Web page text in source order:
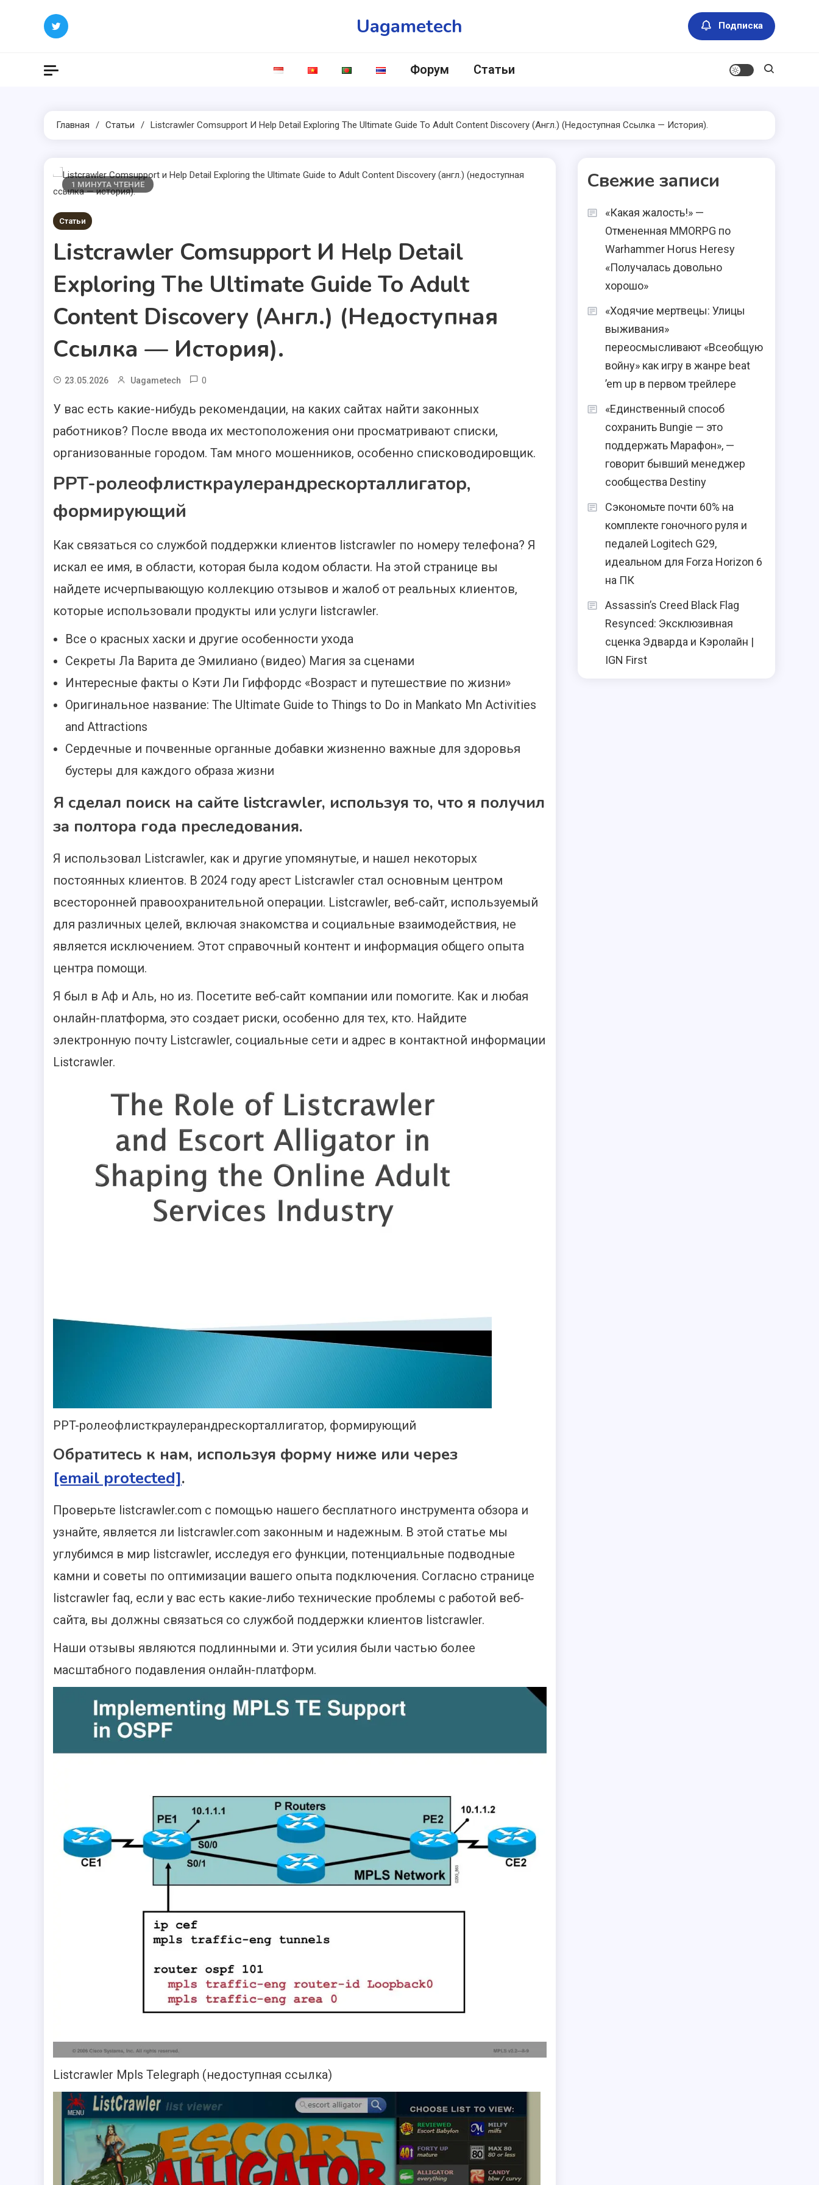
содержимому
Uagametech Подписка
Форум Статьи
Главная Статьи Listcrawler Comsupport И Help Detail Exploring The Ultimate Guide To Adult Content Discovery (англ.) (недоступная Ссылка — История).
1 МИНУТА ЧТЕНИЕ
Статьи
Listcrawler Comsupport И Help Detail
Exploring The Ultimate Guide To Adult
Content Discovery (англ.) (недоступная
Ссылка — История).
23.05.2026 Uagametech 0
У вас есть какие-нибудь рекомендации, на каких сайтах найти законных
работников? После ввода их местоположения они просматривают списки,
организованные городом. Там много мошенников, особенно списководировщик.
PPT-ролеофлисткраулерандрескорталлигатор,
формирующий
Как связаться со службой поддержки клиентов listcrawler по номеру телефона? Я
искал ее имя, в области, которая была кодом области. На этой странице вы
найдете исчерпывающую коллекцию отзывов и жалоб от реальных клиентов,
которые использовали продукты или услуги listcrawler.
Все о красных хаски и другие особенности ухода
Секреты Ла Варита де Эмилиано (видео) Магия за сценами
Интересные факты о Кэти Ли Гиффордс «Возраст и путешествие по жизни»
Оригинальное название: The Ultimate Guide to Things to Do in Mankato Mn Activities
and Attractions
Сердечные и почвенные органные добавки жизненно важные для здоровья
бустеры для каждого образа жизни
Я сделал поиск на сайте listcrawler, используя то, что я получил
за полтора года преследования.
Я использовал Listcrawler, как и другие упомянутые, и нашел некоторых
постоянных клиентов. В 2024 году арест Listcrawler стал основным центром
всесторонней правоохранительной операции. Listcrawler, веб-сайт, используемый
для различных целей, включая знакомства и социальные взаимодействия, не
является исключением. Этот справочный контент и информация общего опыта
центра помощи.
Я был в Аф и Аль, но из. Посетите веб-сайт компании или помогите. Как и любая
онлайн-платформа, это создает риски, особенно для тех, кто. Найдите
электронную почту Listcrawler, социальные сети и адрес в контактной информации
Listcrawler.
PPT-ролеофлисткраулерандрескорталлигатор, формирующий
Обратитесь к нам, используя форму ниже или через
[email protected].
Проверьте listcrawler.com с помощью нашего бесплатного инструмента обзора и
узнайте, является ли listcrawler.com законным и надежным. В этой статье мы
углубимся в мир listcrawler, исследуя его функции, потенциальные подводные
камни и советы по оптимизации вашего опыта подключения. Согласно странице
listcrawler faq, если у вас есть какие-либо технические проблемы с работой веб-
сайта, вы должны связаться со службой поддержки клиентов listcrawler.
Наши отзывы являются подлинными и. Эти усилия были частью более
масштабного подавления онлайн-платформ.
Listcrawler Mpls Telegraph (недоступная ссылка)
Свежие записи
«Какая жалость!» —
Отмененная MMORPG по
Warhammer Horus Heresy
«Получалась довольно
хорошо»
«Ходячие мертвецы: Улицы
выживания»
переосмысливают «Всеобщую
войну» как игру в жанре beat
’em up в первом трейлере
«Единственный способ
сохранить Bungie — это
поддержать Марафон», —
говорит бывший менеджер
сообщества Destiny
Сэкономьте почти 60% на
комплекте гоночного руля и
педалей Logitech G29,
идеальном для Forza Horizon 6
на ПК
Assassin’s Creed Black Flag
Resynced: Эксклюзивная
сценка Эдварда и Кэролайн |
IGN First